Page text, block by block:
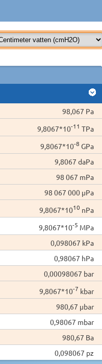
98,067 Pa
9,8067*10-11 TPa
9,8067*10-8 GPa
9,8067 daPa
98 067 mPa
98 067 000 µPa
9,8067*1010 nPa
9,8067*10-5 MPa
0,098067 kPa
0,98067 hPa
0,00098067 bar
9,8067*10-7 kbar
980,67 µbar
0,98067 mbar
980,67 Ba
0,098067 pz